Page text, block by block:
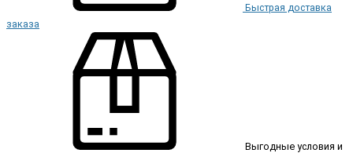
Быстрая доставка
заказа
Выгодные условия и